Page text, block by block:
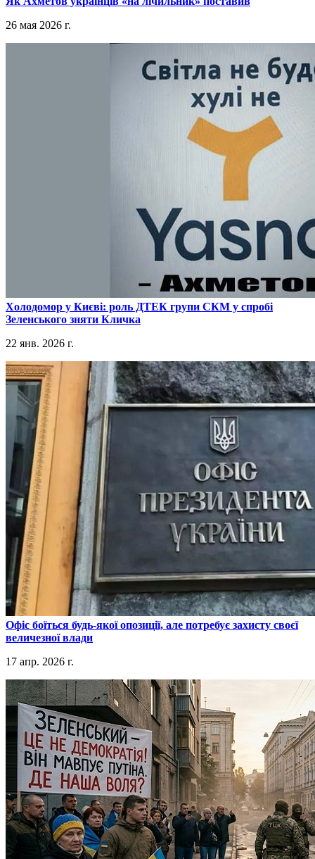
26 мая 2026 г.
​Холодомор у Києві: роль ДТЕК групи СКМ у спробі
Зеленського зняти Кличка
22 янв. 2026 г.
​Офіс боїться будь-якої опозиції, але потребує захисту своєї
величезної влади
17 апр. 2026 г.